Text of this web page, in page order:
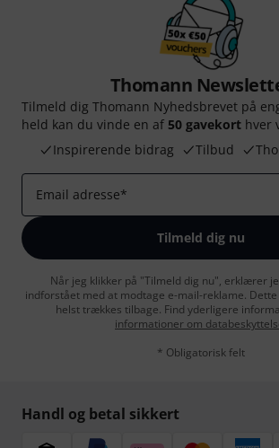
Thomann
Tilmeld dig Thomann Nyhedsbrevet på
held kan du vinde en af 50 gavekort hver
Inspirerende bidrag
Tilbud
Email adresse*
Tilmeld dig nu
Når jeg klikker på "Tilmeld dig nu", erklærer
indforstået med at modtage e-mail-reklame.
helst trækkes tilbage. Find yderligere
informationer om
* Obligatorisk felt
Handl og betal sikkert